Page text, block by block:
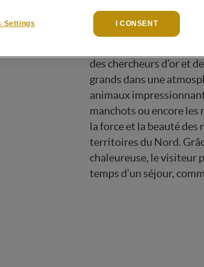
Le Royaume du Froid
fait de glace, de
invitation à vivre une
des chercheurs d’or et
grands dans une
animaux
manchots ou encore
la force et la beauté
territoires du Nord.
chaleureuse, le visiteur
temps d’un séjour,
Settings I CONSENT